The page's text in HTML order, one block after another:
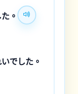
。
でした。